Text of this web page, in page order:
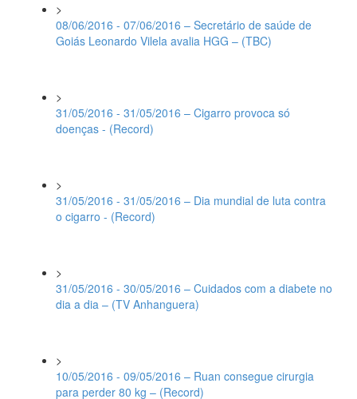
>
08/06/2016 - 07/06/2016 – Secretário de saúde de
Goiás Leonardo Vilela avalia HGG – (TBC)
>
31/05/2016 - 31/05/2016 – Cigarro provoca só
doenças - (Record)
>
31/05/2016 - 31/05/2016 – Dia mundial de luta contra
o cigarro - (Record)
>
31/05/2016 - 30/05/2016 – Cuidados com a diabete no
dia a dia – (TV Anhanguera)
>
10/05/2016 - 09/05/2016 – Ruan consegue cirurgia
para perder 80 kg – (Record)